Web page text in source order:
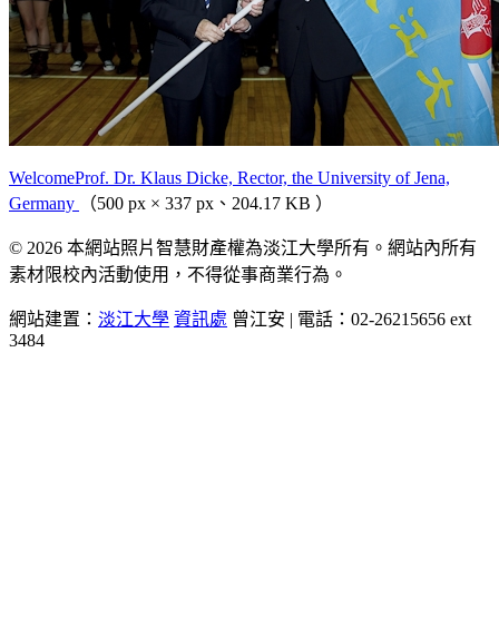
WelcomeProf. Dr. Klaus Dicke, Rector, the University of Jena,
Germany
（500 px × 337 px、204.17 KB ）
© 2026 本網站照片智慧財產權為淡江大學所有。網站內所有
素材限校內活動使用，不得從事商業行為。
網站建置： 淡江大學 資訊處 曾江安 | 電話：02-26215656 ext
3484